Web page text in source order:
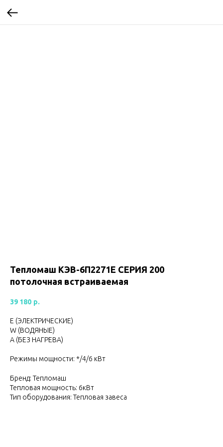
Тепломаш КЭВ-6П2271E CЕРИЯ 200
потолочная встраиваемая
39 180 р.
Е (ЭЛЕКТРИЧЕСКИЕ)
W (ВОДЯНЫЕ)
А (БЕЗ НАГРЕВА)
Режимы мощности: */4/6 кВт
Бренд: Тепломаш
Тепловая мощность: 6кВт
Тип оборудования: Тепловая завеса